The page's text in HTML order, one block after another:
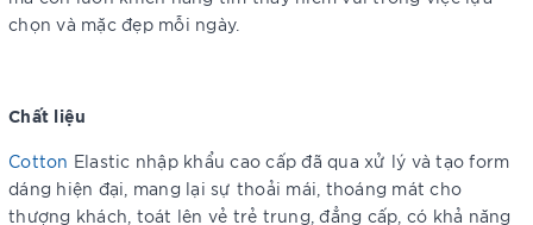
chọn và mặc đẹp mỗi ngày.
Chất liệu
Cotton Elastic nhập khẩu cao cấp đã qua xử lý và tạo form
dáng hiện đại, mang lại sự thoải mái, thoáng mát cho
thượng khách, toát lên vẻ trẻ trung, đẳng cấp, có khả năng